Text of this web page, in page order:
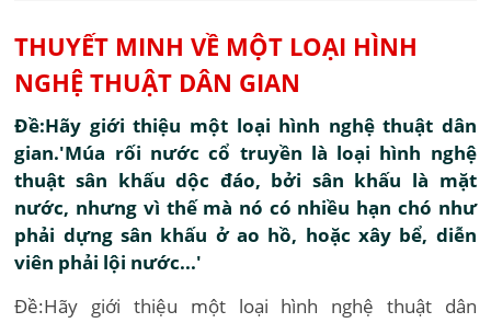
THUYẾT MINH VỀ MỘT LOẠI HÌNH
NGHỆ THUẬT DÂN GIAN
Đề:Hãy giới thiệu một loại hình nghệ thuật dân
gian.'Múa rối nước cổ truyền là loại hình nghệ
thuật sân khấu dộc đáo, bởi sân khấu là mặt
nước, nhưng vì thế mà nó có nhiều hạn chó như
phải dựng sân khấu ở ao hồ, hoặc xây bể, diễn
viên phải lội nước...'
Đề:Hãy giới thiệu một loại hình nghệ thuật dân